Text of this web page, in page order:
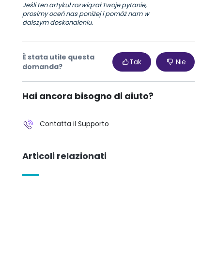
Jeśli ten artykuł rozwiązał Twoje pytanie,
prosimy oceń nas poniżej i pomóż nam w
dalszym doskonaleniu.
È stata utile questa
domanda?
Tak Nie
Hai ancora bisogno di aiuto?
Contatta il Supporto
Articoli relazionati